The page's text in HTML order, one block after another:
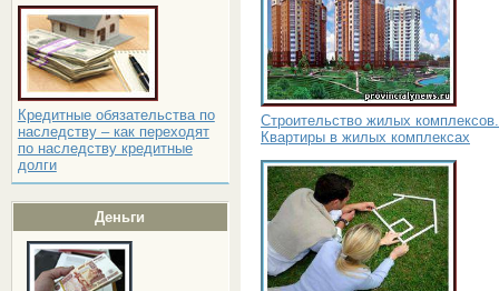
Кредитные обязательства по
наследству – как переходят
по наследству кредитные
долги
Деньги
Строительство жилых комплексов.
Квартиры в жилых комплексах